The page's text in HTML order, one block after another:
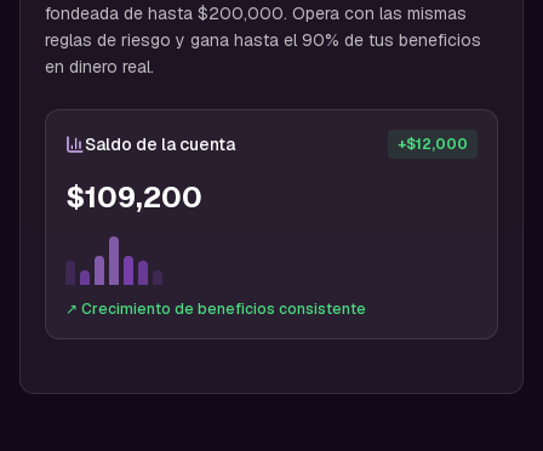
fondeada de hasta $200,000. Opera con las mismas
reglas de riesgo y gana hasta el 90% de tus beneficios
en dinero real.
Saldo de la cuenta +$12,000
$109,200
↗ Crecimiento de beneficios consistente